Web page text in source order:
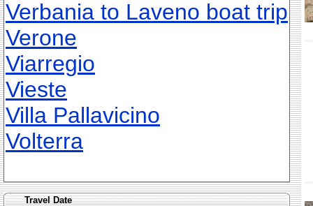
Verbania to Laveno boat trip
Verone
Viarregio
Vieste
Villa Pallavicino
Volterra
Travel Date